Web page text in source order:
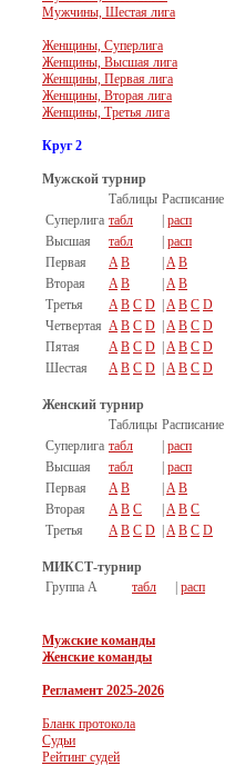
Мужчины, Шестая лига
Женщины, Суперлига
Женщины, Высшая лига
Женщины, Первая лига
Женщины, Вторая лига
Женщины, Третья лига
Круг 2
Мужской турнир
Таблицы Расписание
Суперлига табл
расп
Высшая
табл
расп
Первая
A B A B
Вторая
A B A B
Третья
A B C D A B C D
Четвертая A B C D A B C D
Пятая
A B C D A B C D
Шестая
A B C D A B C D
Женский турнир
Таблицы Расписание
Суперлига табл
расп
Высшая
табл
расп
Первая
A B A B
Вторая
A B C A B C
Третья
A B C D A B C D
МИКСТ-турнир
Группа А
табл расп
Мужские команды
Женские команды
Регламент 2025-2026
Бланк протокола
Судьи
Рейтинг судей